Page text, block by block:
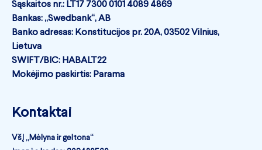
Sąskaitos nr.: LT17 7300 0101 4089 4869
Bankas: „Swedbank“, AB
Banko adresas: Konstitucijos pr. 20A, 03502 Vilnius,
Lietuva
SWIFT/BIC: HABALT22
Mokėjimo paskirtis: Parama
Kontaktai
VšĮ „Mėlyna ir geltona“